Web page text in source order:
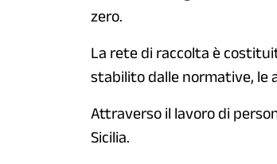
zero.
La rete di raccolta è
stabilito dalle normative, le
Attraverso il lavoro di
Sicilia.